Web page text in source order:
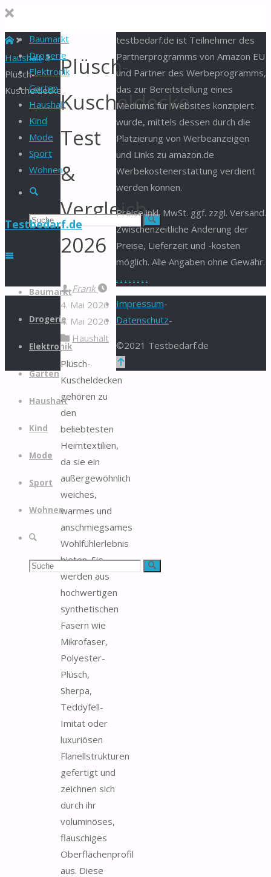
Baumarkt
Drogerie
Elektronik
Garten
Haushalt
Kind
Mode
Sport
Wohnen
Suche
Suchen Suche
Testbedarf.de
Zum
springen
Baumarkt
Drogerie
Elektronik
Garten
Haushalt
Kind
Mode
Sport
Wohnen
Suchen Suche
Start
Haushalt
Plüsch-
Kuscheldecke
Plüsch-
Kuscheldecke
Test
&
Vergleich
2026
Frank
4. Mai 2026
4. Mai 2026
Haushalt
Plüsch-
Kuscheldecken
gehören zu
den
beliebtesten
Heimtextilien,
da sie ein
außergewöhnlich
weiches,
warmes und
anschmiegsames
Wohlfühlerlebnis
bieten. Sie
werden aus
hochwertigen
synthetischen
Fasern wie
Mikrofaser,
Polyester-
Plüsch,
Sherpa,
Teddyfell-
Imitat oder
luxuriösen
Flanellstrukturen
gefertigt und
zeichnen sich
durch ihr
voluminöses,
flauschiges
Oberflächenprofil
aus. Diese
testbedarf.de ist Teilnehmer des
Partnerprogramms von Amazon EU
und Partner des Werbeprogramms,
das zur Bereitstellung eines
Mediums für Websites konzipiert
wurde, mittels dessen durch die
Platzierung von Werbeanzeigen
und Links zu amazon.de
Werbekostenerstattung verdient
werden können.
Preise inkl. MwSt. ggf. zzgl. Versand.
Zwischenzeitliche Änderung der
Preise, Lieferzeit und -kosten
möglich. Alle Angaben ohne Gewähr.
. . . . . . . .
Impressum-
Datenschutz-
©2021 Testbedarf.de
Zurück
nach